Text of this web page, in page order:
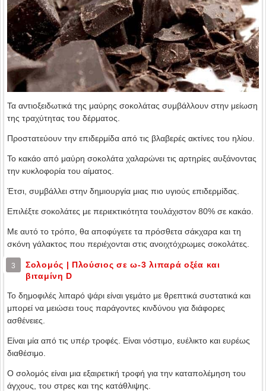
Τα αντιοξειδωτικά της μαύρης σοκολάτας συμβάλλουν στην μείωση
της τραχύτητας του δέρματος.
Προστατεύουν την επιδερμίδα από τις βλαβερές ακτίνες του ηλίου.
Το κακάο από μαύρη σοκολάτα χαλαρώνει τις αρτηρίες αυξάνοντας
την κυκλοφορία του αίματος.
Έτσι, συμβάλλει στην δημιουργία μιας πιο υγιούς επιδερμίδας.
Επιλέξτε σοκολάτες με περιεκτικότητα τουλάχιστον 80% σε κακάο.
Με αυτό το τρόπο, θα αποφύγετε τα πρόσθετα σάκχαρα και τη
σκόνη γάλακτος που περιέχονται στις ανοιχτόχρωμες σοκολάτες.
3
Σολομός | Πλούσιος σε ω-3 λιπαρά οξέα και
βιταμίνη D
Το δημοφιλές λιπαρό ψάρι είναι γεμάτο με θρεπτικά συστατικά και
μπορεί να μειώσει τους παράγοντες κινδύνου για διάφορες
ασθένειες.
Είναι μία από τις υπέρ τροφές. Είναι νόστιμο, ευέλικτο και ευρέως
διαθέσιμο.
Ο σολομός είναι μια εξαιρετική τροφή για την καταπολέμηση του
άγχους, του στρες και της κατάθλιψης.